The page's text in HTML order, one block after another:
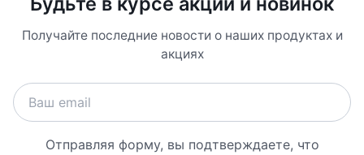
Получайте последние новости о наших продуктах и
акциях
Отправляя форму, вы подтверждаете, что